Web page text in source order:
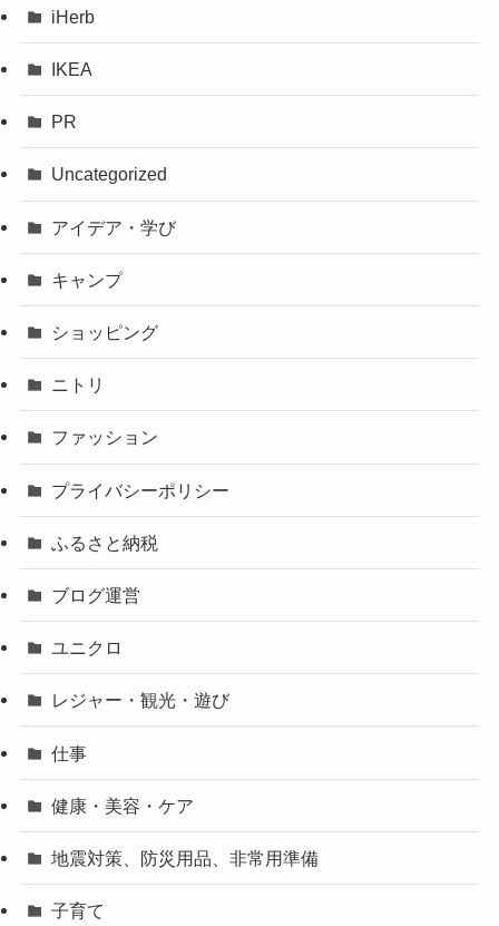
iHerb
IKEA
PR
Uncategorized
アイデア・学び
キャンプ
ショッピング
ニトリ
ファッション
プライバシーポリシー
ふるさと納税
ブログ運営
ユニクロ
レジャー・観光・遊び
仕事
健康・美容・ケア
地震対策、防災用品、非常用準備
子育て